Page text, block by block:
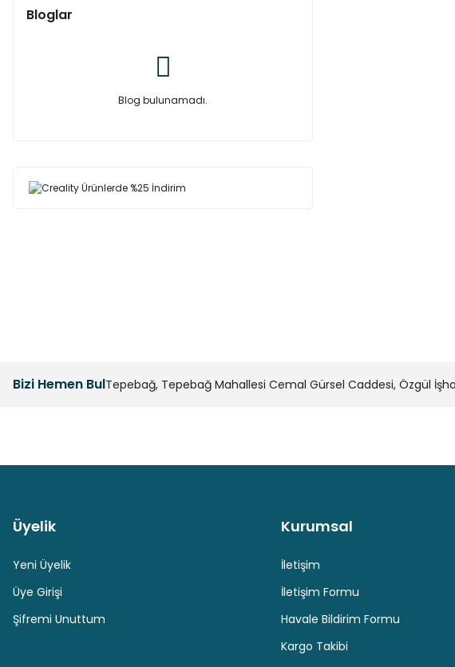
Bloglar
Blog bulunamadı.
Bizi Hemen BulTepebağ, Tepebağ Mahallesi Cemal Gürsel Caddesi, Özgül
Güvenli Ödeme
Üyelik
Yeni Üyelik
Üye Girişi
Şifremi Unuttum
Kurumsal
İletişim
İletişim Formu
Havale Bildirim Formu
Kargo Takibi